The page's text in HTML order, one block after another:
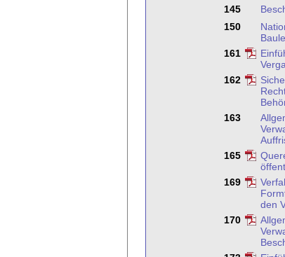
145
150
161
162
163
165
169
den
170